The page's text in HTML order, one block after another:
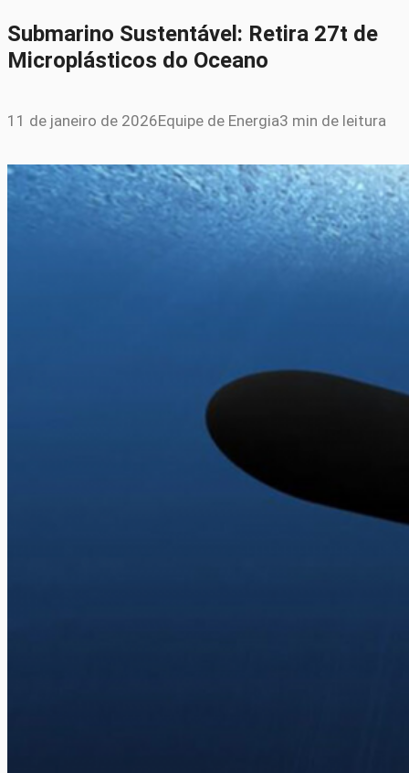
Submarino Sustentável: Retira 27t de
Microplásticos do Oceano
11 de janeiro de 2026Equipe de Energia3 min de leitura